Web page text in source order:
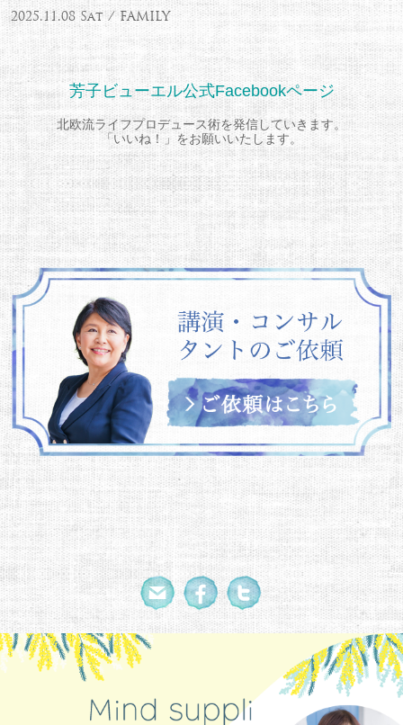
2025.11.08 Sat / FAMILY
芳子ビューエル公式Facebookページ
北欧流ライフプロデュース術を発信していきます。
「いいね！」をお願いいたします。